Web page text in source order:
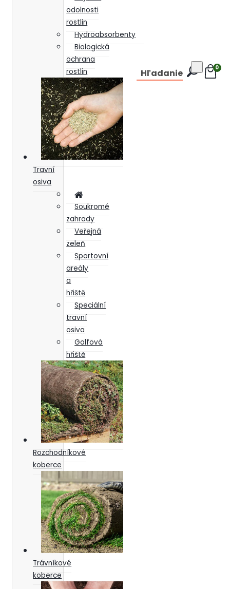
odolnosti
rostlin
Hydroabsorbenty
Biologická
ochrana
rostlin
Travní
osiva
Soukromé
zahrady
Veřejná
zeleň
Sportovní
areály
a
hřiště
Speciální
travní
osiva
Golfová
hřiště
Rozchodníkové
koberce
Trávníkové
koberce
Hľadanie 0